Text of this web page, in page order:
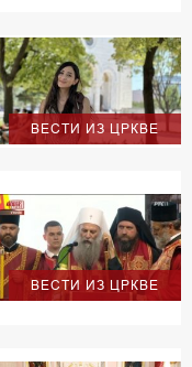
ВЕСТИ ИЗ ЦРКВЕ
ВЕСТИ ИЗ ЦРКВЕ